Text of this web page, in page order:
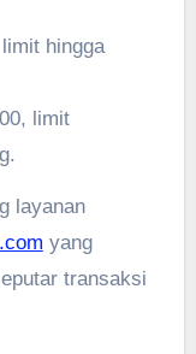
hingga
limit
layanan
yang
transaksi